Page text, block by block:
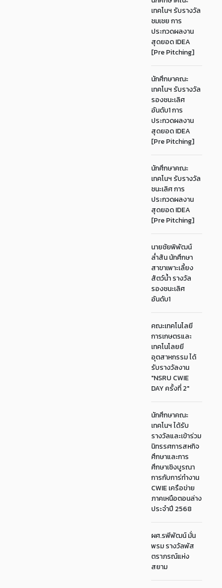
เทคโนฯ รับรางวัล
ชมเชย การ
ประกวดผลงาน
สุดยอด IDEA
[Pre Pitching]
นักศึกษาคณะ
เทคโนฯ รับรางวัล
รองชนะเลิศ
อันดับ1 การ
ประกวดผลงาน
สุดยอด IDEA
[Pre Pitching]
นักศึกษาคณะ
เทคโนฯ รับรางวัล
ชนะเลิศ การ
ประกวดผลงาน
สุดยอด IDEA
[Pre Pitching]
นายชัยพิพัฒน์
ล่ำสัน นักศึกษา
สาขาเพาะเลี้ยง
สัตว์น้ำ รางวัล
รองชนะเลิศ
อันดับ1
คณะเทคโนโลยี
การเกษตรและ
เทคโนโลยยี
อุตสาหกรรม ได้
รับรางวัลงาน
"NSRU CWIE
DAY ครั้งที่ 2"
นักศึกษาคณะ
เทคโนฯ ได้รับ
รางวัลและเข้าร่วม
นิทรรศการสหกิจ
ศึกษาและการ
ศึกษาเชิงบูรณา
การกับการ่ทำงาน
CWIE เครือข่าย
ภาคเหนือตอนล่าง
ประจำปี 2568
ผศ.รพีพัฒน์ มั่น
พรม รางวัลพัส
ตราภรณ์แห่ง
สยาม